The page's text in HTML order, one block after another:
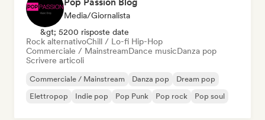
Media/Giornalista
&gt; 5200 risposte date
Rock alternativoChill / Lo-fi Hip-Hop
Commerciale / MainstreamDance musicDanza pop
Scrivere articoli
Commerciale / Mainstream Danza pop
Dream pop
Elettropop
Indie pop Pop Punk Pop rock Pop soul